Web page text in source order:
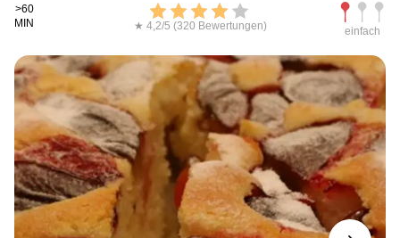
Kochdauer
>60
MIN
Bewerten
★ 4,2/5 (320 Bewertungen) einfach